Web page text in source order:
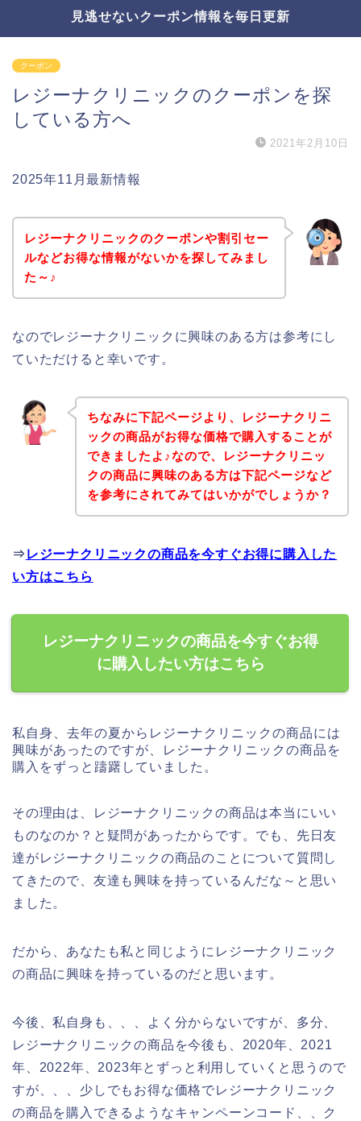
見逃せないクーポン情報を毎日更新
クーポン
レジーナクリニックのクーポンを探
している方へ
2021年2月10日
2025年11月最新情報
レジーナクリニックのクーポンや割引セー
ルなどお得な情報がないかを探してみまし
た～♪
なのでレジーナクリニックに興味のある方は参考にし
ていただけると幸いです。
ちなみに下記ページより、レジーナクリニ
ックの商品がお得な価格で購入することが
できましたよ♪なので、レジーナクリニッ
クの商品に興味のある方は下記ページなど
を参考にされてみてはいかがでしょうか？
⇒ レジーナクリニックの商品を今すぐお得に購入した
い方はこちら
レジーナクリニックの商品を今すぐお得
に購入したい方はこちら
私自身、去年の夏からレジーナクリニックの商品には
興味があったのですが、レジーナクリニックの商品を
購入をずっと躊躇していました。
その理由は、レジーナクリニックの商品は本当にいい
ものなのか？と疑問があったからです。でも、先日友
達がレジーナクリニックの商品のことについて質問し
てきたので、友達も興味を持っているんだな～と思い
ました。
だから、あなたも私と同じようにレジーナクリニック
の商品に興味を持っているのだと思います。
今後、私自身も、、、よく分からないですが、多分、
レジーナクリニックの商品を今後も、2020年、2021
年、2022年、2023年とずっと利用していくと思うので
すが、、、少しでもお得な価格でレジーナクリニック
の商品を購入できるようなキャンペーンコード、、ク